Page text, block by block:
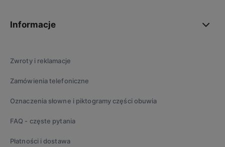
Informacje
Zwroty i reklamacje
Zamówienia telefoniczne
Oznaczenia słowne i piktogramy części obuwia
FAQ - częste pytania
Płatności i dostawa